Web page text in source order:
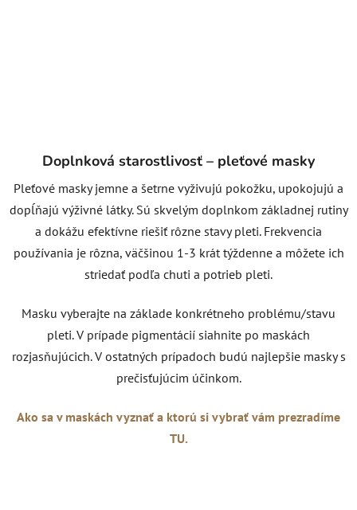
Doplnková starostlivosť – pleťové masky
Pleťové masky jemne a šetrne vyživujú pokožku, upokojujú a
dopĺňajú výživné látky. Sú skvelým doplnkom základnej rutiny
a dokážu efektívne riešiť rôzne stavy pleti. Frekvencia
používania je rôzna, väčšinou 1-3 krát týždenne a môžete ich
striedať podľa chuti a potrieb pleti.
Masku vyberajte na základe konkrétneho problému/stavu
pleti. V prípade pigmentácií siahnite po maskách
rozjasňujúcich. V ostatných prípadoch budú najlepšie masky s
prečisťujúcim účinkom.
Ako sa v maskách vyznať a ktorú si vybrať vám prezradíme
TU.